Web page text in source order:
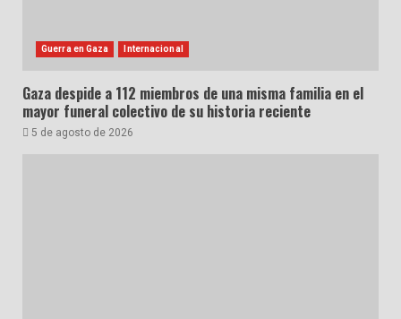
Guerra en Gaza Internacional
Gaza despide a 112 miembros de una misma familia en el
mayor funeral colectivo de su historia reciente
5 de agosto de 2026